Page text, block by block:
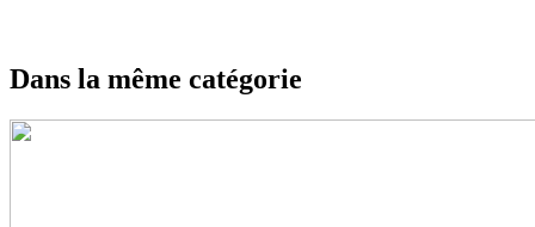
Dans la même catégorie